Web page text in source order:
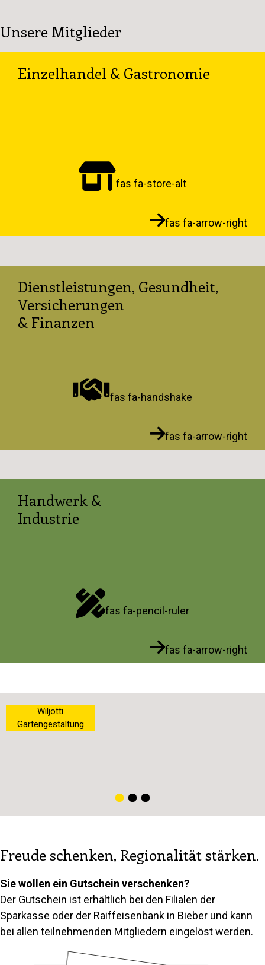
Unsere Mitglieder
Einzelhandel & Gastronomie
fas fa-store-alt
fas fa-arrow-right
Dienstleistungen, Gesundheit,
Versicherungen
& Finanzen
fas fa-handshake
fas fa-arrow-right
Handwerk &
Industrie
fas fa-pencil-ruler
fas fa-arrow-right
Wiljotti
Gartengestaltung
Freude schenken, Regionalität stärken.
Sie wollen ein Gutschein verschenken?
Der Gutschein ist erhältlich bei den Filialen der
Sparkasse oder der Raiffeisenbank in Bieber und kann
bei allen teilnehmenden Mitgliedern eingelöst werden.